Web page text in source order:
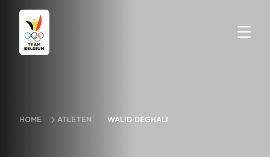
HOME ATLETEN WALID DEGHALI